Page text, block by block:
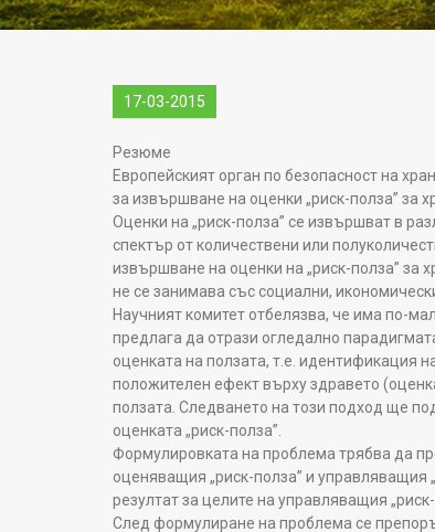
17-03-2015
Резюме
Европейският орган по безопасност на
за извършване на оценки „риск-полза” за
Оценки на „риск-полза” се извършват в
спектър от количествени или
извършване на оценки на „риск-полза” за
не се занимава със социални,
Научният комитет отбелязва, че има по-
предлага да отрази огледално
оценката на ползата, т.е. идентификация
положителен ефект върху здравето
ползата. Следването на този подход ще
оценката „риск-полза”.
Формулировката на проблема трябва да
оценяващия „риск-полза” и управляващия
резултат за целите на управляващия „риск-
След формулиране на проблема се